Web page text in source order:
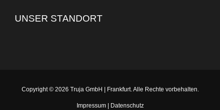
UNSER STANDORT
Copyright © 2026 Truja GmbH | Frankfurt. Alle Rechte vorbehalten.
Impressum| Datenschutz